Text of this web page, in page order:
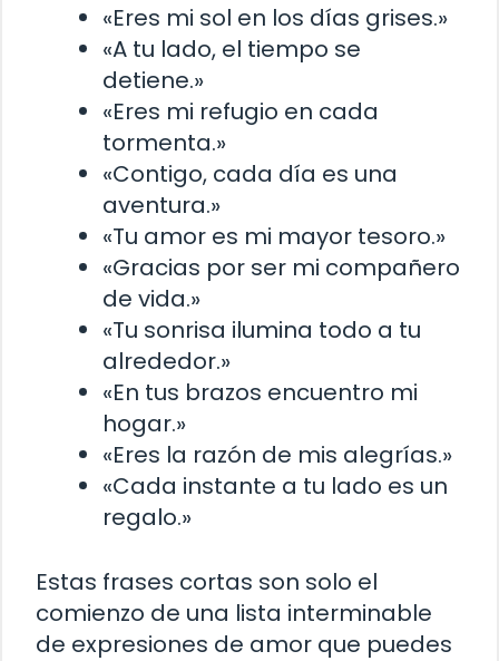
«Eres mi sol en los días grises.»
«A tu lado, el tiempo se
detiene.»
«Eres mi refugio en cada
tormenta.»
«Contigo, cada día es una
aventura.»
«Tu amor es mi mayor tesoro.»
«Gracias por ser mi compañero
de vida.»
«Tu sonrisa ilumina todo a tu
alrededor.»
«En tus brazos encuentro mi
hogar.»
«Eres la razón de mis alegrías.»
«Cada instante a tu lado es un
regalo.»
Estas frases cortas son solo el
comienzo de una lista interminable
de expresiones de amor que puedes